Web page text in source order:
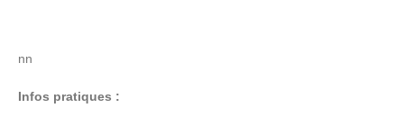
nn
Infos pratiques :